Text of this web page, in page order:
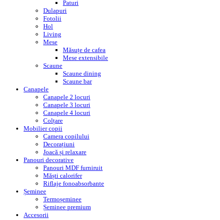
Paturi
Dulapuri
Fotolii
Hol
Living
Mese
Măsuțe de cafea
Mese extensibile
Scaune
Scaune dining
Scaune bar
Canapele
Canapele 2 locuri
Canapele 3 locuri
Canapele 4 locuri
Colțare
Mobilier copii
Camera copilului
Decorațiuni
Joacă și relaxare
Panouri decorative
Panouri MDF furniruit
Măști calorifer
Riflaje fonoabsorbante
Șeminee
Termoșeminee
Șeminee premium
Accesorii